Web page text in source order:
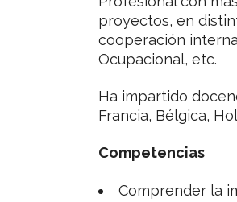
proyectos, en
cooperación
Ocupacional, etc.
Ha impartido
Francia, Bélgica,
Competencias
Comprender la